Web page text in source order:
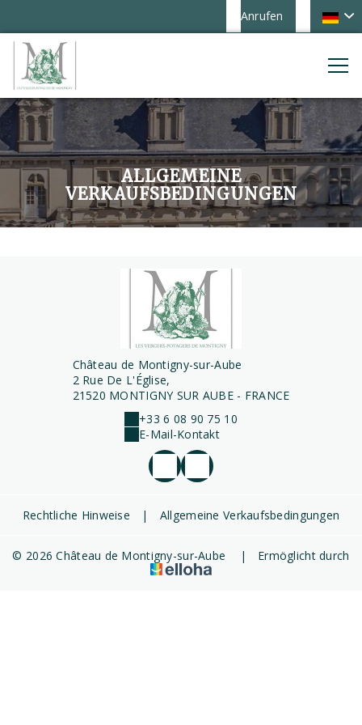
Anrufen
ALLGEMEINE
VERKAUFSBEDINGUNGEN
Château de Montigny-sur-Aube
2 Rue De L'Église,
21520 MONTIGNY SUR AUBE - FRANCE
+33 6 08 90 75 10
E-Mail-Kontakt
Rechtliche Hinweise | Allgemeine Verkaufsbedingungen
© 2026 Château de Montigny-sur-Aube | Ermöglicht durch